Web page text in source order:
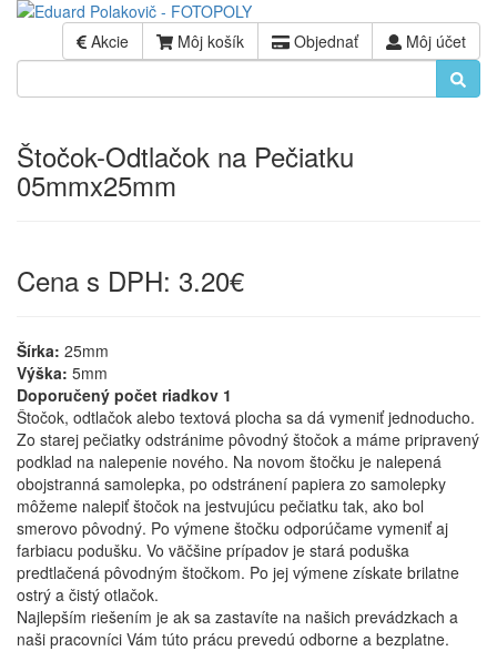
Akcie Môj košík Objednať Môj účet
Štočok-Odtlačok na Pečiatku
05mmx25mm
Cena s DPH: 3.20€
Šírka: 25mm
Výška: 5mm
Doporučený počet riadkov 1
Štočok, odtlačok alebo textová plocha sa dá vymeniť jednoducho.
Zo starej pečiatky odstránime pôvodný štočok a máme pripravený
podklad na nalepenie nového. Na novom štočku je nalepená
obojstranná samolepka, po odstránení papiera zo samolepky
môžeme nalepiť štočok na jestvujúcu pečiatku tak, ako bol
smerovo pôvodný. Po výmene štočku odporúčame vymeniť aj
farbiacu podušku. Vo väčšine prípadov je stará poduška
predtlačená pôvodným štočkom. Po jej výmene získate brilatne
ostrý a čistý otlačok.
Najlepším riešením je ak sa zastavíte na našich prevádzkach a
naši pracovníci Vám túto prácu prevedú odborne a bezplatne.